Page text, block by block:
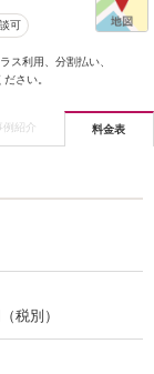
可
ス利用、分割払い、
さい。
例紹介 料金表
税別）